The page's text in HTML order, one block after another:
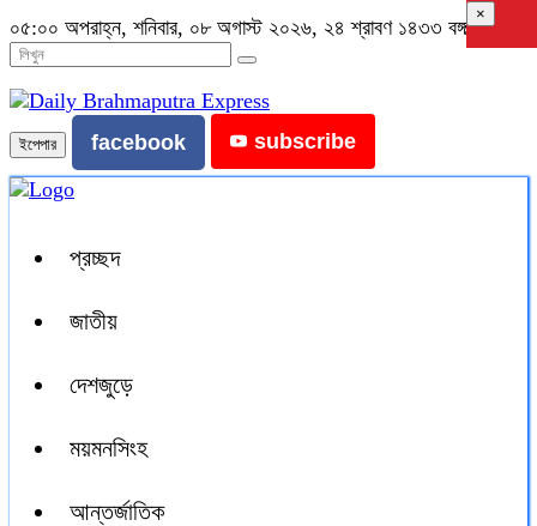
০৫:০০ অপরাহ্ন, শনিবার, ০৮ অগাস্ট ২০২৬, ২৪ শ্রাবণ ১৪৩৩ বঙ্গাব্দ
ইপেপার facebook subscribe
প্রচ্ছদ
জাতীয়
দেশজুড়ে
ময়মনসিংহ
আন্তর্জাতিক
×